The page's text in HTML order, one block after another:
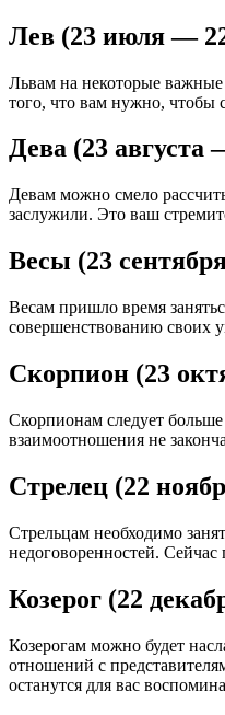
Лев (23 июля —
Львам на некоторые важные
того, что вам нужно, чтобы
Дева (23 августа
Девам можно смело
заслужили. Это ваш
Весы (23
Весам пришло время
совершенствованию своих
Скорпион (23
Скорпионам следует
взаимоотношения не
Стрелец (22
Стрельцам необходимо
недоговоренностей.
Козерог (22
Козерогам можно будет
отношений с
останутся для вас